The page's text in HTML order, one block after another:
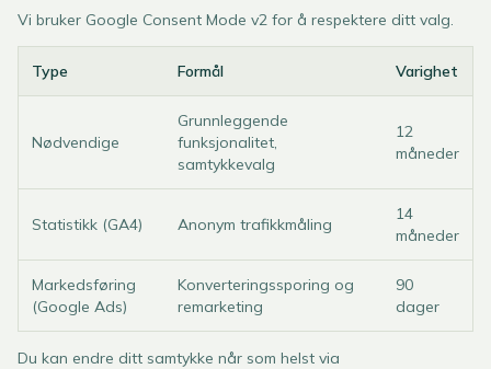
Vi bruker Google Consent Mode v2 for å respektere ditt valg.
Type Formål Varighet
Nødvendige
Grunnleggende
funksjonalitet,
samtykkevalg
12
måneder
Statistikk (GA4) Anonym trafikkmåling
14
måneder
Markedsføring
(Google Ads)
Konverteringssporing og
remarketing
90
dager
Du kan endre ditt samtykke når som helst via